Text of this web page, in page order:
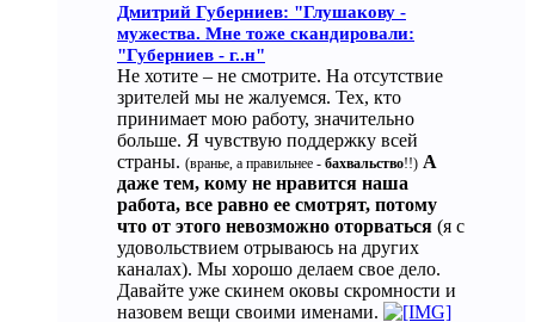
Дмитрий Губерниев: "Глушакову -
мужества. Мне тоже скандировали:
"Губерниев - г..н"
Не хотите – не смотрите. На отсутствие
зрителей мы не жалуемся. Тех, кто
принимает мою работу, значительно
больше. Я чувствую поддержку всей
страны. (вранье, а правильнее - бахвальство!!) А
даже тем, кому не нравится наша
работа, все равно ее смотрят, потому
что от этого невозможно оторваться (я с
удовольствием отрываюсь на других
каналах). Мы хорошо делаем свое дело.
Давайте уже скинем оковы скромности и
назовем вещи своими именами.